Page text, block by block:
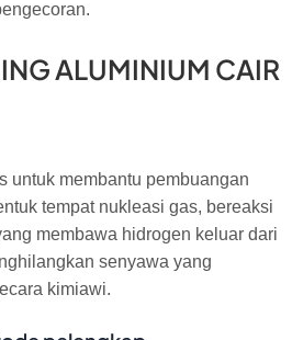
ALUMINIUM CAIR
untuk membantu pembuangan
tempat nukleasi gas, bereaksi
membawa hidrogen keluar dari
senyawa yang
kimiawi.